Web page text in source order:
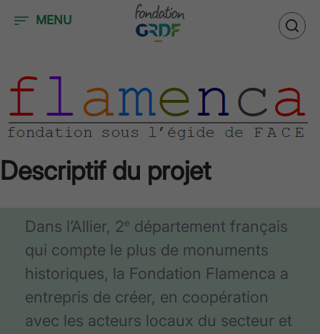
MENU
Descriptif du projet
Dans l’Allier, 2e département français
qui compte le plus de monuments
historiques, la Fondation Flamenca a
entrepris de créer, en coopération
avec les acteurs locaux du secteur et